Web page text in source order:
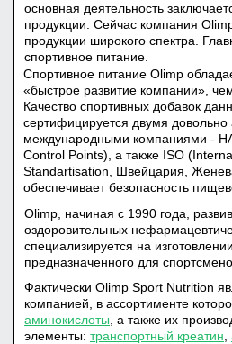
основная деятельность
продукции. Сейчас компания
продукции широкого спектра.
спортивное питание.
Спортивное питание Olimp
«быстрое развитие компании»,
Качество спортивных добавок
сертифицируется двумя довольно
международными компаниями -
Control Points), а также ISO
Standartisation, Швейцария,
обеспечивает безопасность
Olimp, начиная с 1990 года,
оздоровительных
специализируется на
предназначенного для
Фактически Olimp Sport Nutrition
компанией, в ассортименте
аминокислоты , а также их
элементы: транспортный креатин